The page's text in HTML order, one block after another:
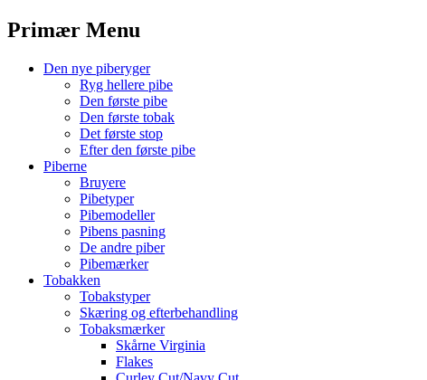
Menu
Primær Menu
SpringDen nye piberyger
Ryg hellere pibe
Den første pibe
Den første tobak
Det første stop
Efter den første pibe
Piberne
Bruyere
Pibetyper
Pibemodeller
Pibens pasning
De andre piber
Pibemærker
Tobakken
Tobakstyper
Skæring og efterbehandling
Tobaksmærker
Skårne Virginia
Flakes